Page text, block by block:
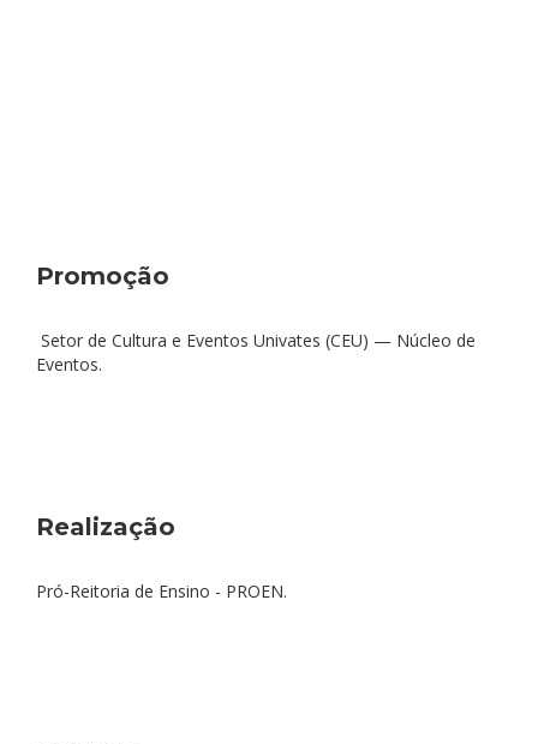
Promoção
Setor de Cultura e Eventos Univates (CEU) — Núcleo de
Eventos.
Realização
Pró-Reitoria de Ensino - PROEN.